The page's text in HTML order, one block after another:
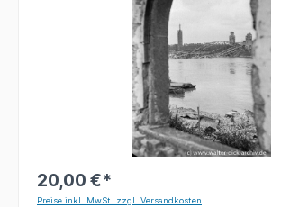
20,00 €*
Preise inkl. MwSt. zzgl. Versandkosten